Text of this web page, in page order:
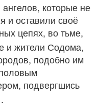
которые не
и оставили своё
цепях, во тьме,
и жители Содома,
подобно им
подвергшись
.